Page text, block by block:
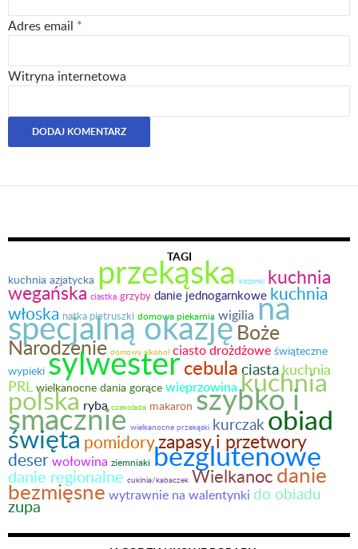
Adres email *
Witryna internetowa
TAGI
kuchnia azjatycka przekąska kiszonki kuchnia
wegańska ciastka grzyby danie jednogarnkowe kuchnia
włoska natka pietruszki domowa piekarnia wigilia na
specjalną okazjęBoże
Narodzenie domowy alkohol ciasto drożdżowe świąteczne
wypieki sylwestercebula ciastakuchnia
PRL wielkanocne dania gorące wieprzowina kuchnia
polska ryba czekolada makaron szybko i
smacznie wielkanocne przekąski kurczakobiad
świętapomidoryzapasy i przetwory
deserwołowina ziemniaki bezglutenowe
danie regionalne cukinia/kabaczek Wielkanocdanie
bezmięsnewytrawnie na walentynki do obiadu
zupa